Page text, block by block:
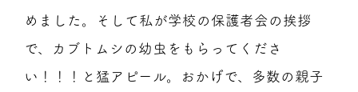
めました。そして私が学校の保護者会の挨拶
で、カブトムシの幼虫をもらってくださ
い！！！と猛アピール。おかげで、多数の親子